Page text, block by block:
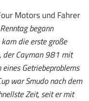
Motors und Fahrer
begann
die erste große
der Cayman 981 mit
Getriebeproblems
war Smudo nach dem
Zeit, seit er mit